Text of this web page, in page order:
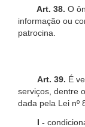
Art. 38. O
informação ou
patrocina.
Art. 39. É
serviços,
dada pela Lei nº
I -